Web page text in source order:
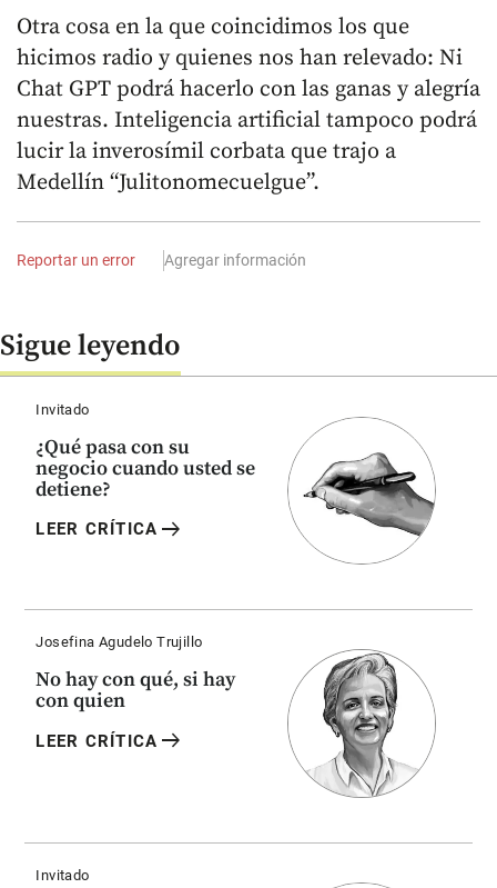
Otra cosa en la que coincidimos los que
hicimos radio y quienes nos han relevado: Ni
Chat GPT podrá hacerlo con las ganas y alegría
nuestras. Inteligencia artificial tampoco podrá
lucir la inverosímil corbata que trajo a
Medellín “Julitonomecuelgue”.
Reportar un error Agregar información
Sigue leyendo
Invitado
¿Qué pasa con su
negocio cuando usted se
detiene?
LEER CRÍTICA arrow_right_alt
Josefina Agudelo Trujillo
No hay con qué, si hay
con quien
LEER CRÍTICA arrow_right_alt
Invitado